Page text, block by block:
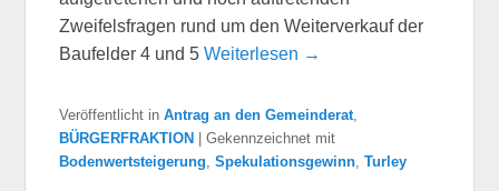
Zweifelsfragen rund um den Weiterverkauf der
Baufelder 4 und 5Weiterlesen →
Veröffentlicht in Antrag an den Gemeinderat
BÜRGERFRAKTION
|Gekennzeichnet mit
Bodenwertsteigerung ,Spekulationsgewinn ,Turley